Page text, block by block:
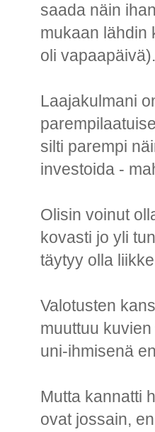
saada näin
mukaan lähdin
oli
Laajakulmani
silti parempi
investoida -
Olisin voinut
kovasti jo yli
täytyy olla
Valotusten
muuttuu
uni-ihmisenä
Mutta kannatti
ovat jossain,